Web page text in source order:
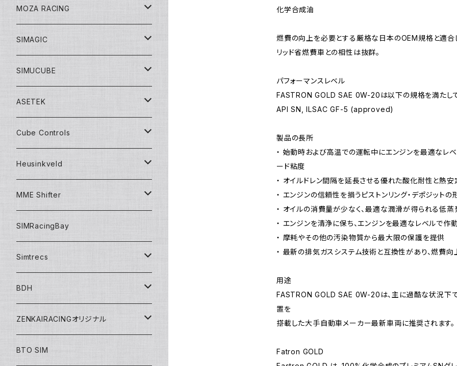
化学合成油
燃費の向上を必要とする厳格な日本のOEM規格と適合
リッド省燃費車との相性は抜群。
パフォーマンスレベル
FASTRON GOLD SAE 0W-20は以下の規格を満たして
API SN, ILSAC GF-5 (approved)
製品の長所
・ 始動時および高温での運転中にエンジンを最適なレ
ード粘度
・ オイルドレン間隔を延長させる優れた酸化耐性と熱安
・ エンジンの信頼性を損うピストンリング・デポジットの
・ オイルの消費量が少なく、最適な潤滑が得られる低蒸
・ エンジンを清浄に保ち、エンジンを最適なレベルで作
・ 摩耗やその他の汚染物質から最大限の保護を提供
・ 最新の排気ガスシステム技術と互換性があり、燃費向
用途
FASTRON GOLD SAE 0W-20は、主に過酷な状況下
置を
搭載した大手自動車メーカー最新車両に推奨されます。
Fatron GOLD
バンドルセット
レーシングバンドル
ドリフトバンドル
ステアリングモーター
ステアリング
ペダル
アドオンパーツ
アクセサリー
コックピット
MOZA RACING
ステアリングモーター
ステアリング
ペダル
アクセサリー
シフター
ハンドブレーキ
SIMAGIC
ステアリングモーター
ペダル
シフター
ハンドブレーキ
アクセサリー
バンドルセット
SIMUCUBE
ステアリングモーター
ペダル
アクセサリー
ステアリング
ASETEK
バンドルセット
ステアリングモーター
ペダル
ステアリング
Cube Controls
ステアリング
アクセサリー
ペダル
Heusinkveld
ステアリング
ペダル
シフター
ハンドブレーキ
アクセサリー
MME Shifter
シフター
SIMRacingBay
Simtrecs
ペダル
BDH
シフター
ZENKAIRACINGオリジナル
mod／デジタルコンテンツ
BTO SIM